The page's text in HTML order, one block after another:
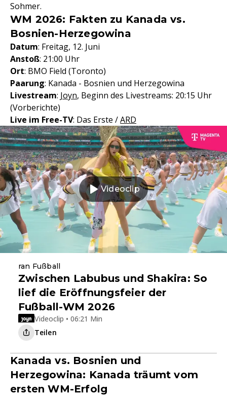
Sohmer.
WM 2026: Fakten zu Kanada vs.
Bosnien-Herzegowina
Datum: Freitag, 12. Juni
Anstoß: 21:00 Uhr
Ort: BMO Field (Toronto)
Paarung: Kanada - Bosnien und Herzegowina
Livestream: Joyn, Beginn des Livestreams: 20:15 Uhr
(Vorberichte)
Live im Free-TV: Das Erste /ARD
Videoclip
ran Fußball
Zwischen Labubus und Shakira: So
lief die Eröffnungsfeier der
Fußball-WM 2026
Videoclip • 06:21 Min
Teilen
Kanada vs. Bosnien und
Herzegowina: Kanada träumt vom
ersten WM-Erfolg